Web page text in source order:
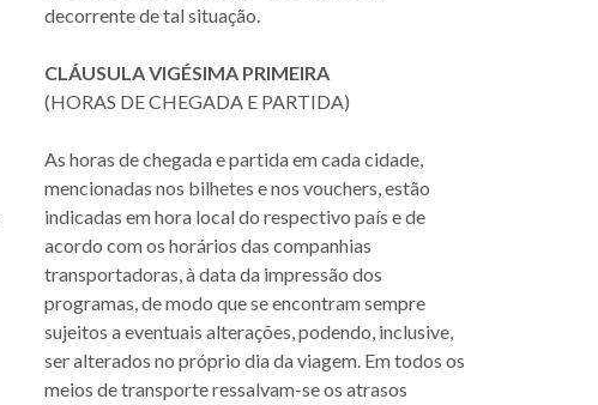
decorrente de tal situação.
CLÁUSULA VIGÉSIMA PRIMEIRA
(HORAS DE CHEGADA E PARTIDA)
As horas de chegada e partida em cada cidade,
mencionadas nos bilhetes e nos vouchers, estão
indicadas em hora local do respectivo país e de
acordo com os horários das companhias
transportadoras, à data da impressão dos
programas, de modo que se encontram sempre
sujeitos a eventuais alterações, podendo, inclusive,
ser alterados no próprio dia da viagem. Em todos os
meios de transporte ressalvam-se os atrasos